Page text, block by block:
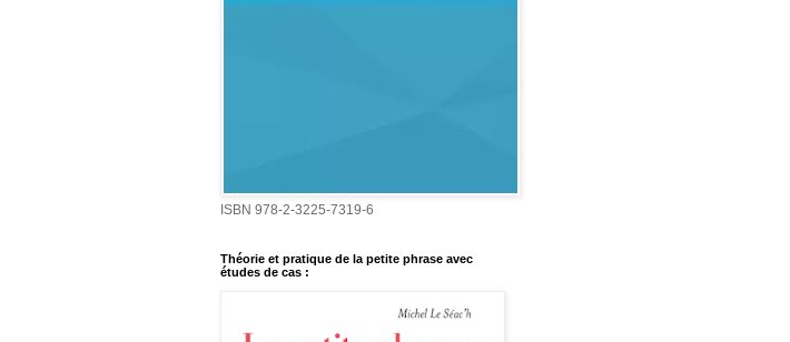
ISBN 978-2-3225-7319-6
Théorie et pratique de la petite phrase avec
études de cas :